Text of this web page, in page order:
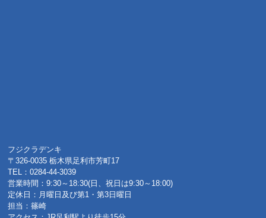
フジクラデンキ
〒326-0035 栃木県足利市芳町17
TEL：0284-44-3039
営業時間：9:30～18:30(日、祝日は9:30～18:00)
定休日：月曜日及び第1・第3日曜日
担当：篠崎